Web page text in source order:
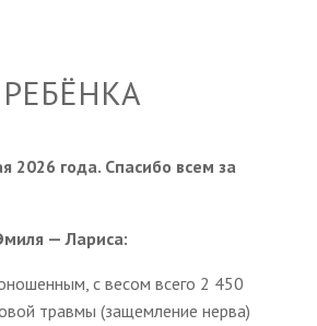
2026 года. Спасибо всем за
— Лариса:
с весом всего 2 450
травмы (защемление нерва)